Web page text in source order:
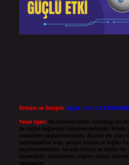
Reklam ve İletişim: Skype:
Yasal Uyarı: Bu internet sitesi, herhangi bir
ile hiçbir bağlantısı bulunmamaktadır. Sitede
makaleler paylaşılmaktadır. Burada yer alan
taşımamakta olup, gerçek kurum ve kişiler
yapılmamaktadır. Gerçek kurum ve kişiler
tesadüfidir. Sitemizdeki bilgiler taslak
taşımazlar.